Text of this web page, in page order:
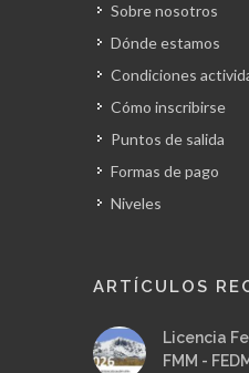
Sobre nosotros
Dónde estamos
Condiciones
Cómo inscribirse
Puntos de salida
Formas de pago
Niveles
ARTÍCULOS
Licencia
FMM -